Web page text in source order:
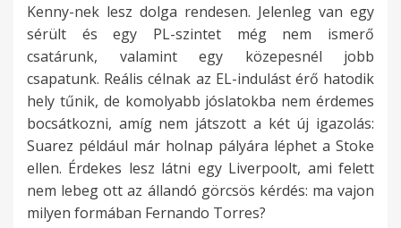
Kenny-nek lesz dolga rendesen. Jelenleg van egy
sérült és egy PL-szintet még nem ismerő
csatárunk, valamint egy közepesnél jobb
csapatunk. Reális célnak az EL-indulást érő hatodik
hely tűnik, de komolyabb jóslatokba nem érdemes
bocsátkozni, amíg nem játszott a két új igazolás:
Suarez például már holnap pályára léphet a Stoke
ellen. Érdekes lesz látni egy Liverpoolt, ami felett
nem lebeg ott az állandó görcsös kérdés: ma vajon
milyen formában Fernando Torres?